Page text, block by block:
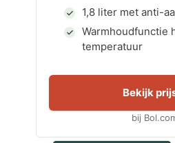
1,8 liter met anti-
Warmhoudfunctie
temperatuur
Bekijk
bij